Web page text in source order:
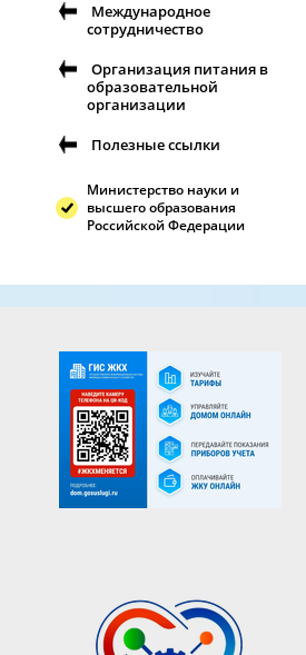
Международное
сотрудничество
Организация питания в
образовательной
организации
Полезные ссылки
Министерство науки и
высшего образования
Российской Федерации